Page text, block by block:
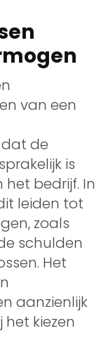
van een
de
is
bedrijf. In
leiden tot
zoals
schulden
Het
aanzienlijk
kiezen